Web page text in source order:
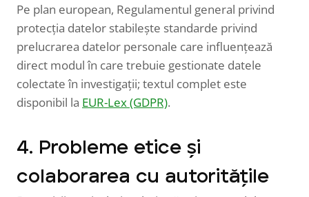
Pe plan european, Regulamentul general privind
protecția datelor stabilește standarde privind
prelucrarea datelor personale care influențează
direct modul în care trebuie gestionate datele
colectate în investigații; textul complet este
disponibil la EUR-Lex (GDPR).
4. Probleme etice și
colaborarea cu autoritățile